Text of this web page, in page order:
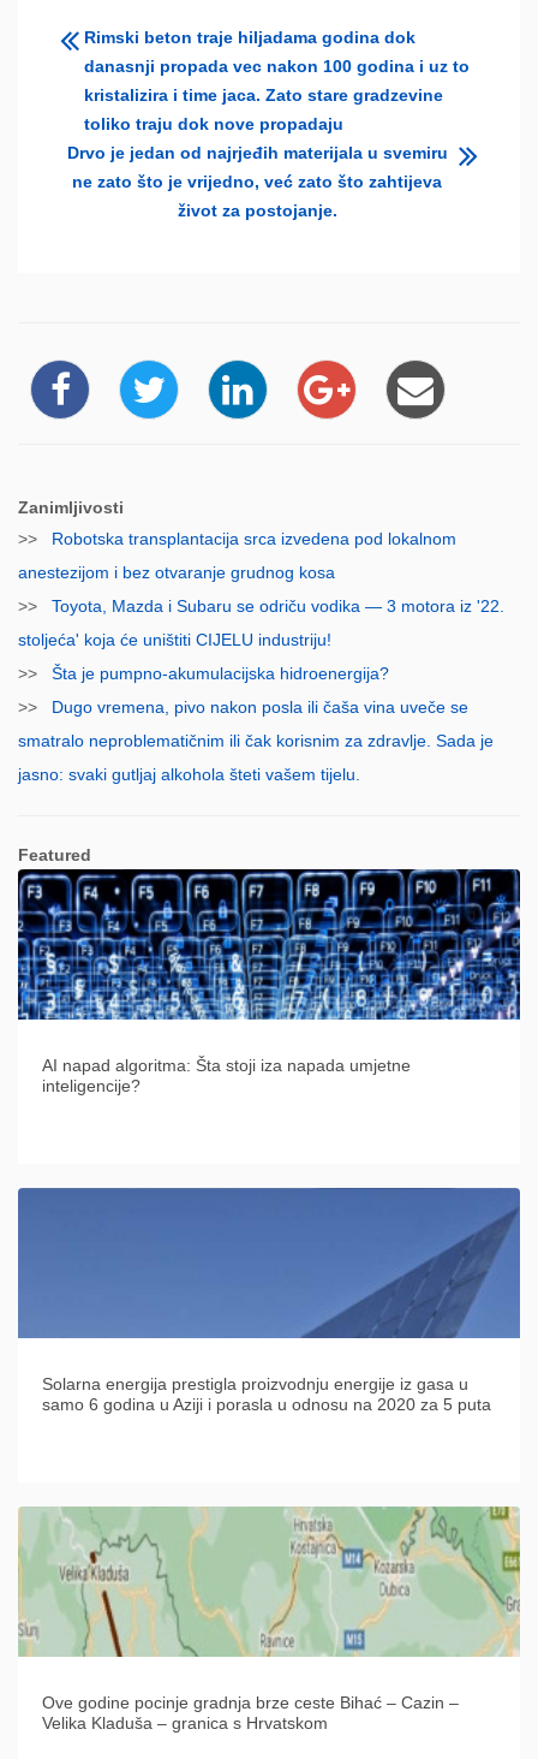
Rimski beton traje hiljadama godina dok
danasnji propada vec nakon 100 godina i uz to
kristalizira i time jaca. Zato stare gradzevine
toliko traju dok nove propadaju
Drvo je jedan od najrjeđih materijala u svemiru
ne zato što je vrijedno, već zato što zahtijeva
život za postojanje.
Zanimljivosti
>> Robotska transplantacija srca izvedena pod lokalnom
anestezijom i bez otvaranje grudnog kosa
>> Toyota, Mazda i Subaru se odriču vodika — 3 motora iz '22.
stoljeća' koja će uništiti CIJELU industriju!
>> Šta je pumpno-akumulacijska hidroenergija?
>> Dugo vremena, pivo nakon posla ili čaša vina uveče se
smatralo neproblematičnim ili čak korisnim za zdravlje. Sada je
jasno: svaki gutljaj alkohola šteti vašem tijelu.
Featured
AI napad algoritma: Šta stoji iza napada umjetne
inteligencije?
Solarna energija prestigla proizvodnju energije iz gasa u
samo 6 godina u Aziji i porasla u odnosu na 2020 za 5 puta
Ove godine pocinje gradnja brze ceste Bihać – Cazin –
Velika Kladuša – granica s Hrvatskom